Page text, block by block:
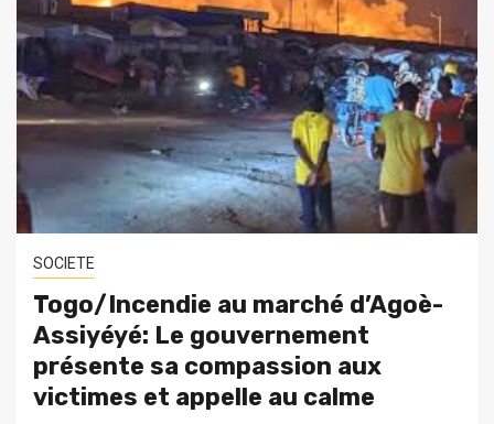
SOCIETE
Togo/Incendie au marché d’Agoè-
Assiyéyé: Le gouvernement
présente sa compassion aux
victimes et appelle au calme